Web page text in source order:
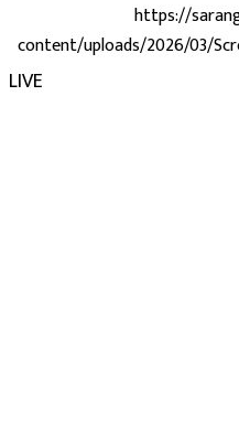
https://
content/uploads/2026/03/
LIVE